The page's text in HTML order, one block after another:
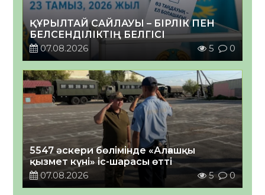
ҚҰРЫЛТАЙ САЙЛАУЫ – БІРЛІК ПЕН
БЕЛСЕНДІЛІКТІҢ БЕЛГІСІ
07.08.2026
5 0
5547 әскери бөлімінде «Алғашқы
қызмет күні» іс-шарасы өтті
07.08.2026
5 0